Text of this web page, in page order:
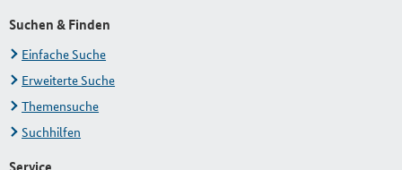
Suchen & Finden
Einfache Suche
Erweiterte Suche
Themensuche
Suchhilfen